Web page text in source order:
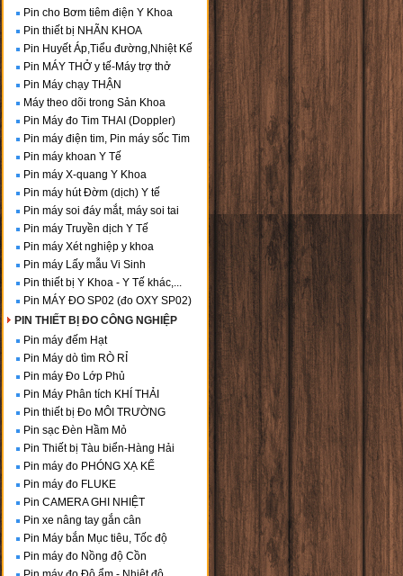
Pin cho Bơm tiêm điện Y Khoa
Pin thiết bị NHÃN KHOA
Pin Huyết Áp,Tiểu đường,Nhiệt Kế
Pin MÁY THỞ y tế-Máy trợ thở
Pin Máy chạy THẬN
Máy theo dõi trong Sản Khoa
Pin Máy đo Tim THAI (Doppler)
Pin máy điện tim, Pin máy sốc Tim
Pin máy khoan Y Tế
Pin máy X-quang Y Khoa
Pin máy hút Đờm (dịch) Y tế
Pin máy soi đáy mắt, máy soi tai
Pin máy Truyền dịch Y Tế
Pin máy Xét nghiệp y khoa
Pin máy Lấy mẫu Vi Sinh
Pin thiết bị Y Khoa - Y Tế khác,...
Pin MÁY ĐO SP02 (đo OXY SP02)
PIN THIẾT BỊ ĐO CÔNG NGHIỆP
Pin máy đếm Hạt
Pin Máy dò tìm RÒ RỈ
Pin máy Đo Lớp Phủ
Pin Máy Phân tích KHÍ THẢI
Pin thiết bị Đo MÔI TRƯỜNG
Pin sạc Đèn Hầm Mỏ
Pin Thiết bị Tàu biển-Hàng Hải
Pin máy đo PHÓNG XẠ KẾ
Pin máy đo FLUKE
Pin CAMERA GHI NHIỆT
Pin xe nâng tay gắn cân
Pin Máy bắn Mục tiêu, Tốc độ
Pin máy đo Nồng độ Cồn